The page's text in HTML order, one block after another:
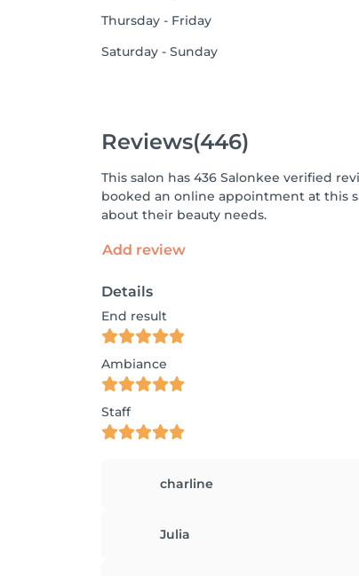
Thursday - Friday
Saturday - Sunday
Reviews(446)
This salon has 436 Salonkee verified
booked an online appointment at this
about their beauty needs.
Add review
Details
End result
Ambiance
Staff
charline
Julia